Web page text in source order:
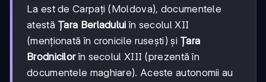
La est de Carpați (Moldova), documentele
atestă Țara Berladului în secolul XII
(menționată în cronicile rusești) și Țara
Brodnicilorîn secolul XIII (prezentă în
documentele maghiare). Aceste autonomii au